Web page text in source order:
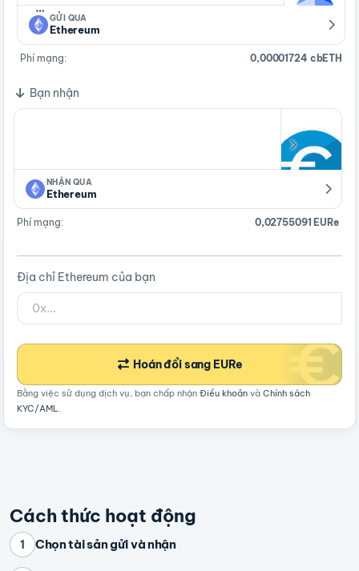
…
GỬI QUA
Ethereum
Phí mạng: 0,00001724 cbETH
Bạn nhận
NHẬN QUA
Ethereum
Phí mạng: 0,02755091 EURe
Địa chỉ Ethereum của bạn
Hoán đổi sang EURe
Bằng việc sử dụng dịch vụ, bạn chấp nhận Điều khoản và Chính sách
KYC/AML.
Cách thức hoạt động
1 Chọn tài sản gửi và nhận